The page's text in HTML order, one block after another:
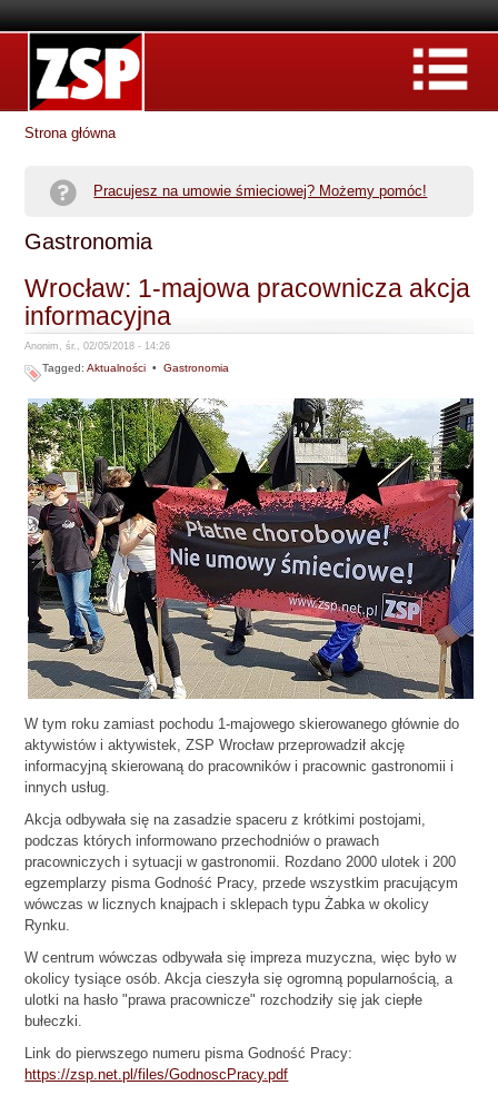
Strona główna
Pracujesz na umowie śmieciowej? Możemy pomóc!
Gastronomia
Wrocław: 1-majowa pracownicza akcja
informacyjna
Anonim, śr., 02/05/2018 - 14:26
Tagged:Aktualności •Gastronomia
W tym roku zamiast pochodu 1-majowego skierowanego głównie do
aktywistów i aktywistek, ZSP Wrocław przeprowadził akcję
informacyjną skierowaną do pracowników i pracownic gastronomii i
innych usług.
Akcja odbywała się na zasadzie spaceru z krótkimi postojami,
podczas których informowano przechodniów o prawach
pracowniczych i sytuacji w gastronomii. Rozdano 2000 ulotek i 200
egzemplarzy pisma Godność Pracy, przede wszystkim pracującym
wówczas w licznych knajpach i sklepach typu Żabka w okolicy
Rynku.
W centrum wówczas odbywała się impreza muzyczna, więc było w
okolicy tysiące osób. Akcja cieszyła się ogromną popularnością, a
ulotki na hasło "prawa pracownicze" rozchodziły się jak ciepłe
bułeczki.
Link do pierwszego numeru pisma Godność Pracy:
https://zsp.net.pl/files/GodnoscPracy.pdf